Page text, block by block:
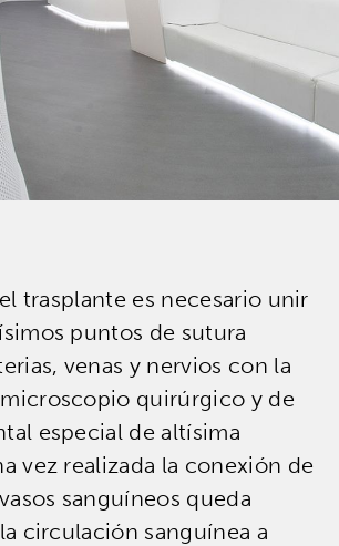
trasplante es necesario unir
puntos de sutura
venas y nervios con la
quirúrgico y de
especial de altísima
vez realizada la conexión de
sanguíneos queda
circulación sanguínea a